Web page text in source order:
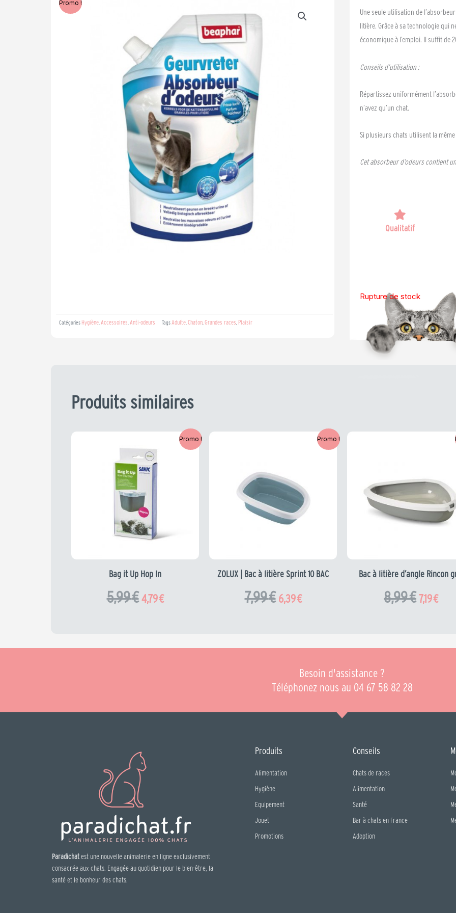
Promo !
Catégories Hygiène Accessoires Anti-odeurs Tags Adulte Chaton Grandes races Plaisir
Une seule utilisation de
litière. Grâce à sa technologie qui
économique à l’emploi. Il suffit de
Conseils d’utilisation :
Répartissez uniformément
n’avez qu’un chat.
Si plusieurs chats utilisent la
Cet absorbeur d’odeurs contient
Qualitatif
Rupture de stock
Produits similaires
Promo !
Bag it Up Hop In
5,99€
prix
initial
était :
5,99 €.
4,79€
Promo !
ZOLUX | Bac à litière Sprint 10 BAC
7,99€
était :
7,99 €.
6,39€
est :
6,39 €.
Bac à litière d’angle Rincon
8,99€
était :
8,99 €.
7,19€
est :
7,19
Besoin d'assistance ?
Téléphonez nous au 04 67 58 82 28
Paradichatest une nouvelle animalerie en ligne exclusivement
consacrée aux chats. Engagée au quotidien pour le bien-être, la
santé et le bonheur des chats.
Produits
Alimentation
Hygiène
Equipement
Jouet
Promotions
Conseils
Chats de races
Alimentation
Santé
Bar à chats en France
Adoption